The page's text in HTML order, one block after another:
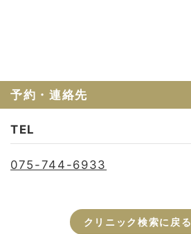
予約・連絡先
TEL
075-744-6933
クリニック検索に戻る